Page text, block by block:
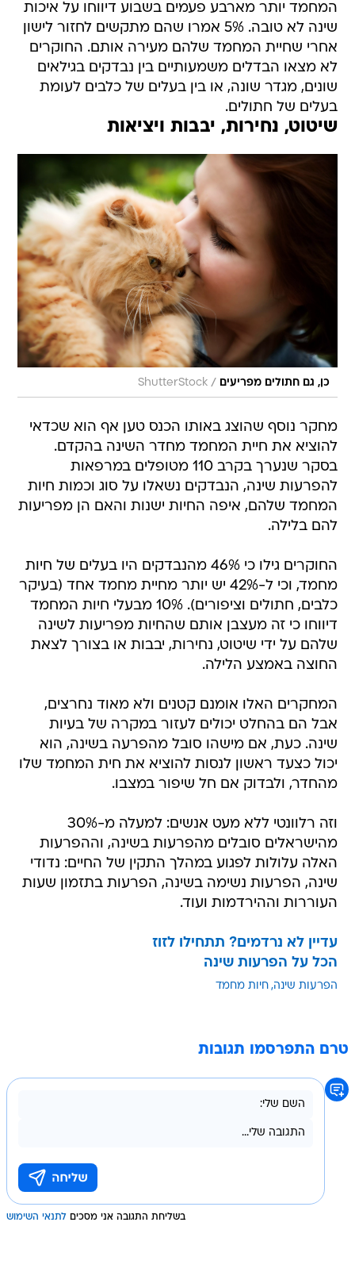
המחמד יותר מארבע פעמים בשבוע דיווחו על איכות
שינה לא טובה. 5% אמרו שהם מתקשים לחזור לישון
אחרי שחיית המחמד שלהם מעירה אותם. החוקרים
לא מצאו הבדלים משמעותיים בין נבדקים בגילאים
שונים, מגדר שונה, או בין בעלים של כלבים לעומת
בעלים של חתולים.
שיטוט, נחירות, יבבות ויציאות
כן, גם חתולים מפריעים /
ShutterStock
מחקר נוסף שהוצג באותו הכנס טען אף הוא שכדאי
להוציא את חיית המחמד מחדר השינה בהקדם.
בסקר שנערך בקרב 110 מטופלים במרפאות
להפרעות שינה, הנבדקים נשאלו על סוג וכמות חיות
המחמד שלהם, איפה החיות ישנות והאם הן מפריעות
להם בלילה.
החוקרים גילו כי 46% מהנבדקים היו בעלים של חיות
מחמד, וכי ל-42% יש יותר מחיית מחמד אחד (בעיקר
כלבים, חתולים וציפורים). 10% מבעלי חיות המחמד
דיווחו כי זה מעצבן אותם שהחיות מפריעות לשינה
שלהם על ידי שיטוט, נחירות, יבבות או בצורך לצאת
החוצה באמצע הלילה.
המחקרים האלו אומנם קטנים ולא מאוד נחרצים,
אבל הם בהחלט יכולים לעזור במקרה של בעיות
שינה. כעת, אם מישהו סובל מהפרעה בשינה, הוא
יכול כצעד ראשון לנסות להוציא את חית המחמד שלו
מהחדר, ולבדוק אם חל שיפור במצבו.
וזה רלוונטי ללא מעט אנשים: למעלה מ-30%
מהישראלים סובלים מהפרעות בשינה, וההפרעות
האלה עלולות לפגוע במהלך התקין של החיים: נדודי
שינה, הפרעות נשימה בשינה, הפרעות בתזמון שעות
העוררות וההירדמות ועוד.
עדיין לא נרדמים? תתחילו לזוז
הכל על הפרעות שינה
הפרעות שינה חיות מחמד
טרם התפרסמו תגובות
בשליחת התגובה אני מסכים לתנאי השימוש